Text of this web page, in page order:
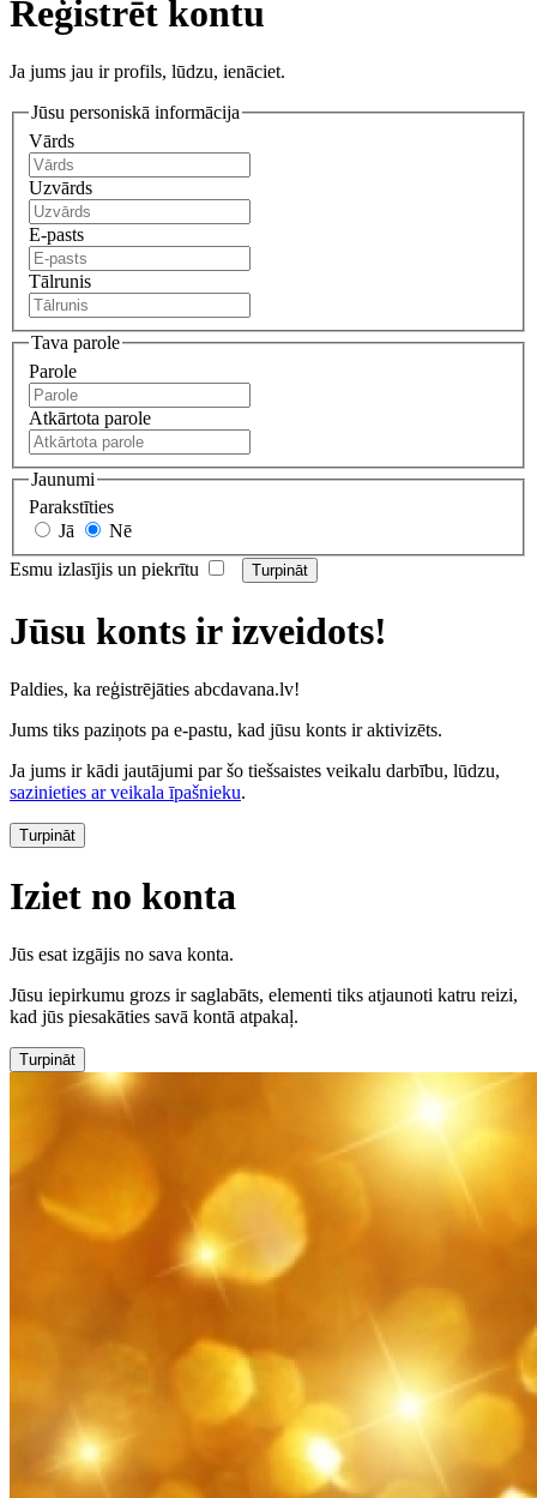
Reģistrēt kontu
Ja jums jau ir profils, lūdzu, ienāciet.
Jūsu personiskā informācija
Vārds
Uzvārds
E-pasts
Tālrunis
Tava parole
Parole
Atkārtota parole
Jaunumi
Parakstīties
Jā
Nē
Esmu izlasījis un piekrītu
Jūsu konts ir izveidots!
Paldies, ka reģistrējāties abcdavana.lv!
Jums tiks paziņots pa e-pastu, kad jūsu konts ir aktivizēts.
Ja jums ir kādi jautājumi par šo tiešsaistes veikalu darbību, lūdzu,
sazinieties ar veikala īpašnieku.
Turpināt
Iziet no konta
Jūs esat izgājis no sava konta.
Jūsu iepirkumu grozs ir saglabāts, elementi tiks atjaunoti katru reizi,
kad jūs piesakāties savā kontā atpakaļ.
Turpināt